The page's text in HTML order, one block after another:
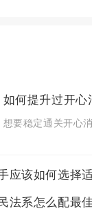
想要稳定通关开心
该如何选择适合
法系怎么配最佳